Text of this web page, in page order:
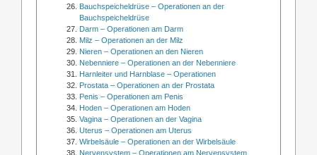
Bauchspeicheldrüse – Operationen an der
Bauchspeicheldrüse
Darm – Operationen am Darm
Milz – Operationen an der Milz
Nieren – Operationen an den Nieren
Nebenniere – Operationen an der Nebenniere
Harnleiter und Harnblase – Operationen
Prostata – Operationen an der Prostata
Penis – Operationen am Penis
Hoden – Operationen am Hoden
Vagina – Operationen an der Vagina
Uterus – Operationen am Uterus
Wirbelsäule – Operationen an der Wirbelsäule
Nervensystem – Operationen am Nervensystem